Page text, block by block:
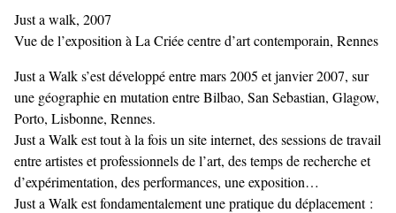
Just a walk, 2007
Vue de l’exposition à La Criée centre d’art contemporain, Rennes
Just a Walk s’est développé entre mars 2005 et janvier 2007, sur
une géographie en mutation entre Bilbao, San Sebastian, Glagow,
Porto, Lisbonne, Rennes.
Just a Walk est tout à la fois un site internet, des sessions de travail
entre artistes et professionnels de l’art, des temps de recherche et
d’expérimentation, des performances, une exposition…
Just a Walk est fondamentalement une pratique du déplacement :